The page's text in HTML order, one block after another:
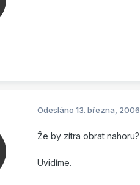
Odesláno 13. března, 2006
Že by zítra obrat nahoru?
Uvidíme.